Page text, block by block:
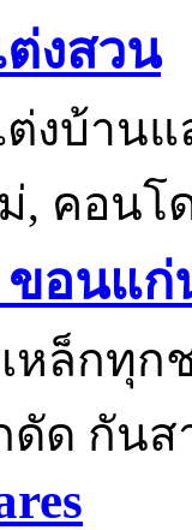
งสวน
ต่งบ้าน
, คอนโ
ขอนแก่
หล็กทุ
ดัด กัน